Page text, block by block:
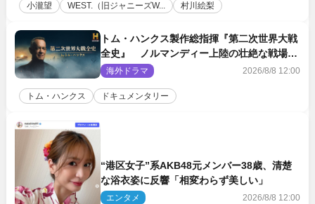
小瀧望 WEST.（旧ジャニーズW... 村川絵梨
トム・ハンクス製作総指揮『第二次世界大戦
全史』 ノルマンディー上陸の壮絶な戦場を
収めた特別映像解禁
海外ドラマ 2026/8/8 12:00
トム・ハンクス ドキュメンタリー
“港区女子”系AKB48元メンバー38歳、清楚
な浴衣姿に反響「相変わらず美しい」
エンタメ 2026/8/8 12:00